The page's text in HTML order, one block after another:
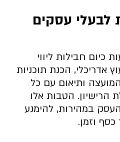
לבעלי עסקים
כיום חבילות ליווי
אדריכלי, הכנת תוכניות
ותיאום עם כל
הרישיון. הטבות אלו
במהירות, להימנע
כסף וזמן.